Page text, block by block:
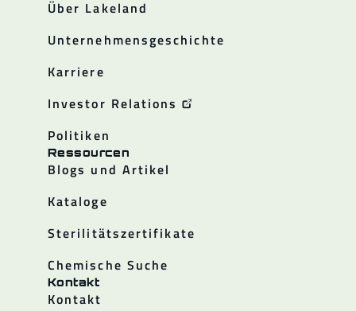
Über Lakeland
Unternehmensgeschichte
Karriere
Investor Relations
Politiken
Ressourcen
Blogs und Artikel
Kataloge
Sterilitätszertifikate
Chemische Suche
Kontakt
Kontakt